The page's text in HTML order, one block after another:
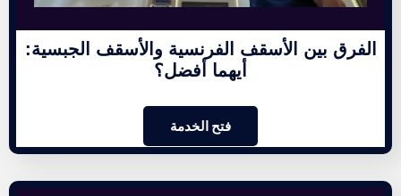
الفرق بين الأسقف الفرنسية والأسقف الجبسية:
أيهما أفضل؟
فتح الخدمة